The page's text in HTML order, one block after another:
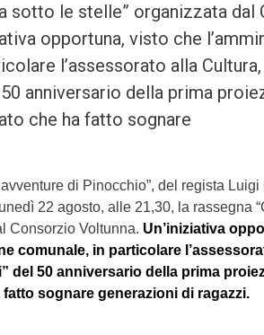
sotto le stelle” organizzata dal
opportuna, visto che
l’assessorato alla
anniversario della prima
che ha fatto sognare
di Pinocchio”, del regista
22 agosto, alle 21,30, la rassegna
Consorzio Voltunna. Un’iniziativa
comunale, in particolare
del 50 anniversario della prima
sognare generazioni di ragazzi.